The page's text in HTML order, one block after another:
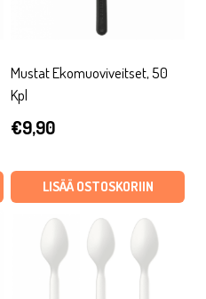
Mustat Ekomuoviveitset, 50
Kpl
€9,90
LISÄÄ OSTOSKORIIN